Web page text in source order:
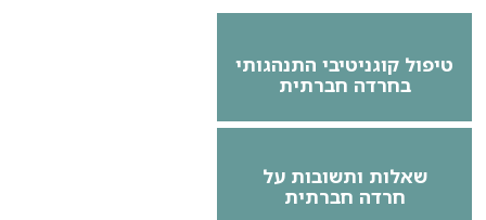
טיפול קוגניטיבי התנהגותי
בחרדה חברתית
שאלות ותשובות על
חרדה חברתית